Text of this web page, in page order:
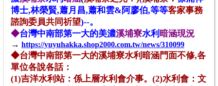
博士,林榮賢,蕭月昌,蕭和雲&阿廖伯,等等客家事務
諮詢委員共同祈望)--。
◆台灣中南部第一大的美濃溪埔寮水利 暗涵現況
→ https://yuyuhakka.shop2000.com.tw/news/310099
◆台灣中南部第一大的溪埔寮水利暗涵門面不修,各
單位各說各話：
(1)吉洋水利站：係上層水利會介事。(2)水利會：文